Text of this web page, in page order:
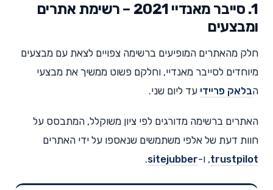
1. סייבר מאנדיי 2021 – רשימת אתרים
ומבצעים
חלק מהאתרים המופיעים ברשימה צפויים לצאת עם מבצעים
מיוחדים לסייבר מאנדיי, וחלקם פשוט ממשיך את מבצעי
הבלאק פריידי עד ליום שני.
האתרים ברשימה מדורגים לפי ציון משוקלל, המתבסס על
חוות דעת של אלפי משתמשים שנאספו על ידי האתרים
trustpilot, ו-sitejubber
.